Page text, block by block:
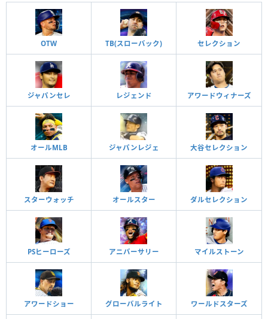
OTW TB(スローバック) セレクション
ジャパンセレ レジェンド アワードウィナーズ
オールMLB ジャパンレジェ 大谷セレクション
スターウォッチ オールスター ダルセレクション
PSヒーローズ アニバーサリー マイルストーン
アワードショー グローバルライト ワールドスターズ